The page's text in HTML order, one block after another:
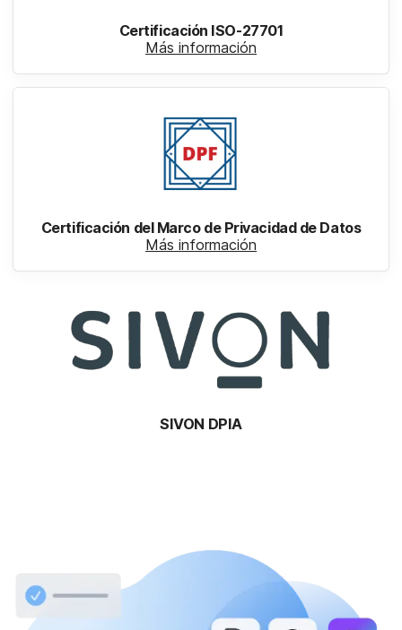
Certificación ISO-27701
Más información
Certificación del Marco de Privacidad de Datos
Más información
SIVON DPIA